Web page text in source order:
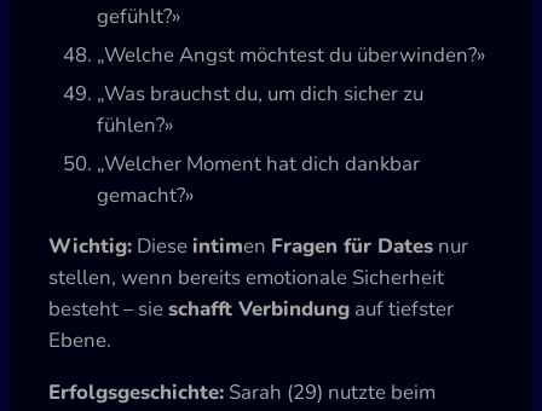
gefühlt?»
„Welche Angst möchtest du überwinden?»
„Was brauchst du, um dich sicher zu
fühlen?»
„Welcher Moment hat dich dankbar
gemacht?»
Wichtig: Diese intimen Fragen für Dates nur
stellen, wenn bereits emotionale Sicherheit
besteht – sieschafft Verbindung auf tiefster
Ebene.
Erfolgsgeschichte: Sarah (29) nutzte beim